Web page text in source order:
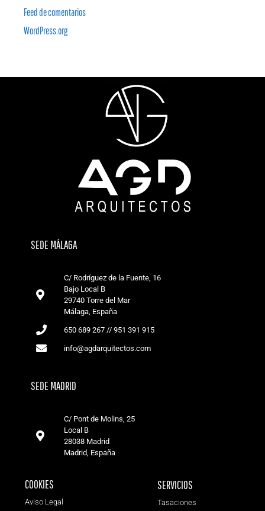
Feed de comentarios
WordPress.org
SEDE MÁLAGA
C/ Rodríguez de la Fuente, 16
Bajo Local B
29740 Torre del Mar
Málaga, España
650 689 267 // 951 391 915
info@agdarquitectos.com
SEDE MADRID
C/ Pont de Molins, 25
Local B
28038 Madrid
Madrid, España
COOKIES
Aviso Legal
SERVICIOS
Tasaciones